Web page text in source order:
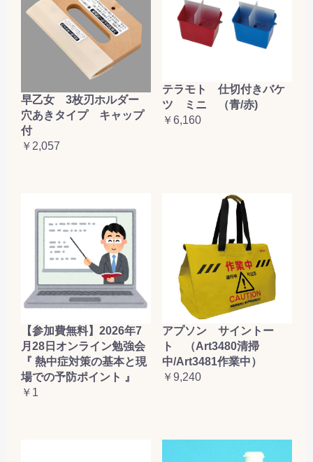
早乙女 3枚刃ホルダー
穴あきタイプ キャップ
付
￥2,057
テラモト 仕切付きバケ
ツ ミニ （青/赤)
￥6,160
【参加費無料】2026年7
月28日オンライン勉強会
『 熱中症対策の基本と現
場での予防ポイント 』
￥1
アプソン サイントー
ト （Art3480清掃
中/Art3481作業中）
￥9,240